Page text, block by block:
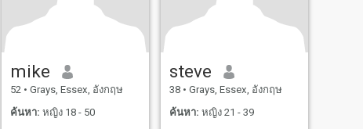
mike
52 • Grays, Essex, อังกฤษ
ค้นหา: หญิง 18 - 50
steve
38 • Grays, Essex, อังกฤษ
ค้นหา: หญิง 21 - 39